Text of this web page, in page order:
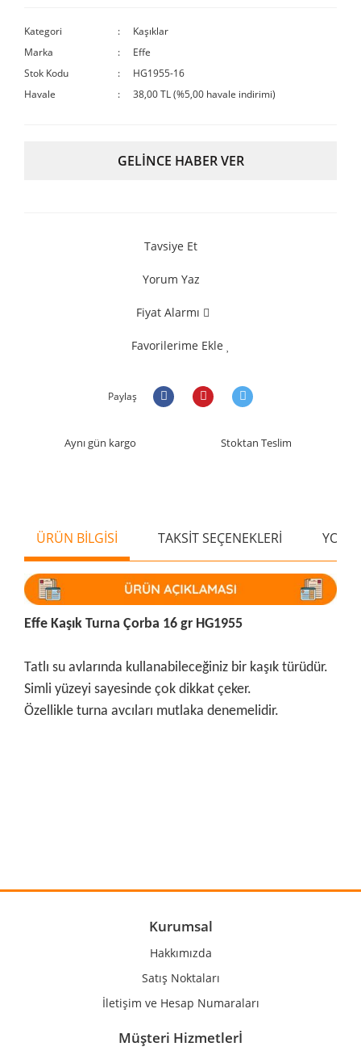
Kategori
Kaşıklar
Marka
Effe
Stok Kodu
HG1955-16
Havale
38,00 TL (%5,00 havale indirimi)
GELİNCE HABER VER
Tavsiye Et
Yorum Yaz
Fiyat Alarmı
Favorilerime Ekle
Paylaş
Aynı gün kargo Stoktan Teslim
ÜRÜN BİLGİSİ TAKSİT SEÇENEKLERİ
Effe Kaşık Turna Çorba 16 gr HG1955
Tatlı su avlarında kullanabileceğiniz bir kaşık türüdür.
Simli yüzeyi sayesinde çok dikkat çeker.
Özellikle turna avcıları mutlaka denemelidir.
Ürün açıklamasında eksik bilgiler bulunuyor.
Ürün bilgilerinde hatalar bulunuyor.
Kurumsal
Hakkımızda
Satış Noktaları
İletişim ve Hesap Numaraları
Müşteri Hizmetlerİ